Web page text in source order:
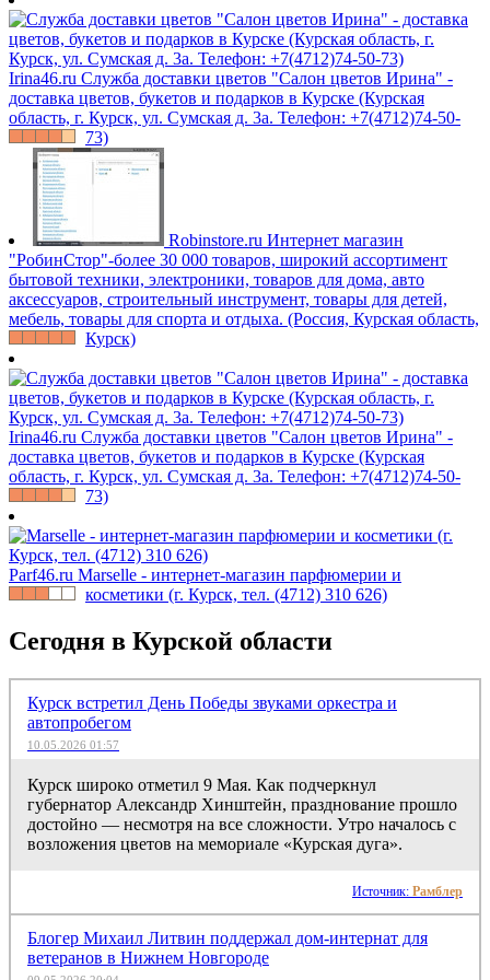
Irina46.ru Служба доставки цветов "Салон цветов Ирина" -
доставка цветов, букетов и подарков в Курске (Курская
область, г. Курск, ул. Сумская д. 3а. Телефон: +7(4712)74-50-
73)
Robinstore.ru Интернет магазин
"РобинСтор"-более 30 000 товаров, широкий ассортимент
бытовой техники, электроники, товаров для дома, авто
аксессуаров, строительный инструмент, товары для детей,
мебель, товары для спорта и отдыха. (Россия, Курская область,
Курск)
Irina46.ru Служба доставки цветов "Салон цветов Ирина" -
доставка цветов, букетов и подарков в Курске (Курская
область, г. Курск, ул. Сумская д. 3а. Телефон: +7(4712)74-50-
73)
Parf46.ru Marselle - интернет-магазин парфюмерии и
косметики (г. Курск, тел. (4712) 310 626)
Сегодня в Курской области
Курск встретил День Победы звуками оркестра и
автопробегом
10.05.2026 01:57
Курск широко отметил 9 Мая. Как подчеркнул
губернатор Александр Хинштейн, празднование прошло
достойно — несмотря на все сложности. Утро началось с
возложения цветов на мемориале «Курская дуга».
Источник: Рамблер
Блогер Михаил Литвин поддержал дом-интернат для
ветеранов в Нижнем Новгороде